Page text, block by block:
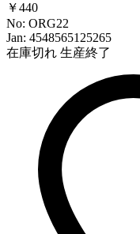
￥440
No: ORG22
Jan: 4548565125265
在庫切れ 生産終了